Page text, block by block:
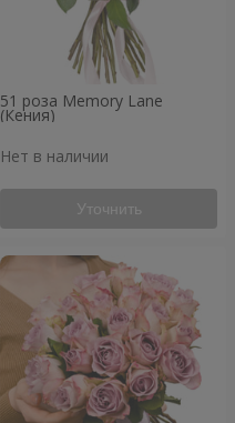
51 роза Memory Lane
(Кения)
Нет в наличии
Уточнить